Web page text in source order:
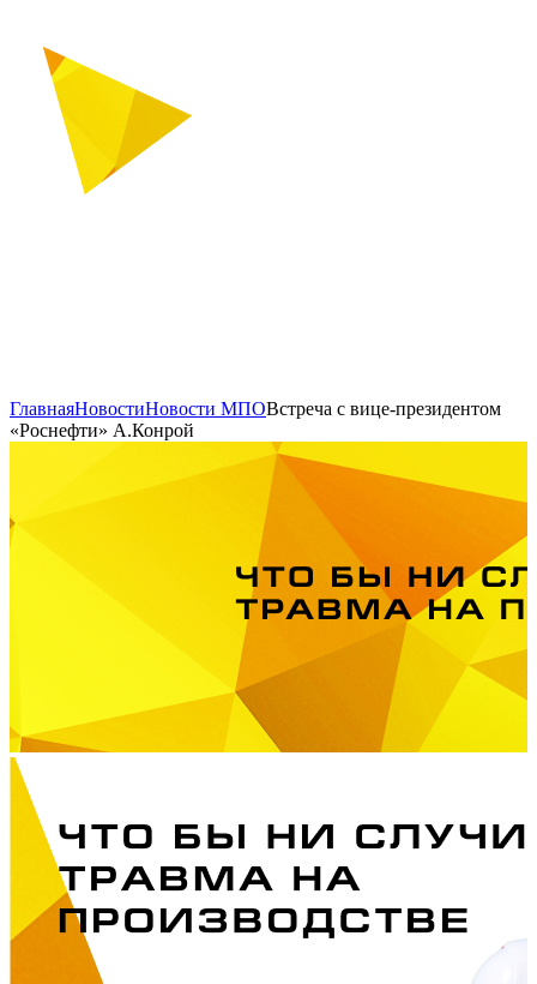
ГлавнаяНовостиНовости МПОВстреча с вице-президентом
«Роснефти» А.Конрой